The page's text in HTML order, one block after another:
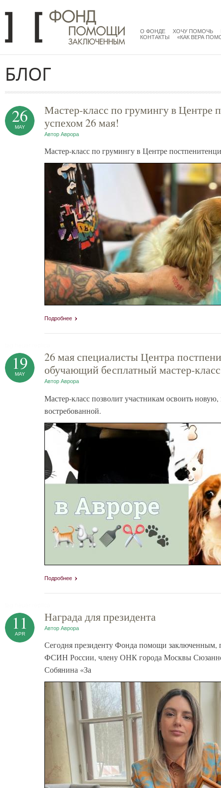
mainmenu
О ФОНДЕ ХОЧУ ПОМОЧЬ
КОНТАКТЫ
«КАК ВЕРА
БЛОГ
Мастер-класс по грумингу в
успехом 26 мая!
Автор Аврора
26
MAY
Мастер-класс по грумингу в Центре
Подробнее
26 мая специалисты Центра
обучающий бесплатный мастер-
Автор Аврора
19
MAY
Мастер-класс позволит участникам освоить
востребованной.
Подробнее
Награда для президента
Автор Аврора
11
APR
Сегодня президенту Фонда помощи заключенным,
ФСИН России, члену ОНК города Москвы Сюзанне
Собянина «За